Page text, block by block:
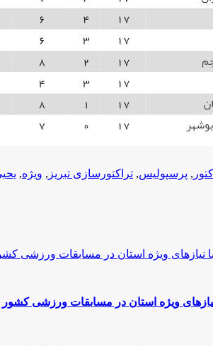
, پرسپولیس, تراکتورسازی تبریز , ویژه,
ویژه استان در مسابقات ورزشی کشور